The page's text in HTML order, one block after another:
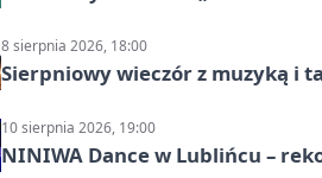
8 sierpnia 2026, 18:00
Sierpniowy wieczór z muzyką i
10 sierpnia 2026, 19:00
NINIWA Dance w Lublińcu –